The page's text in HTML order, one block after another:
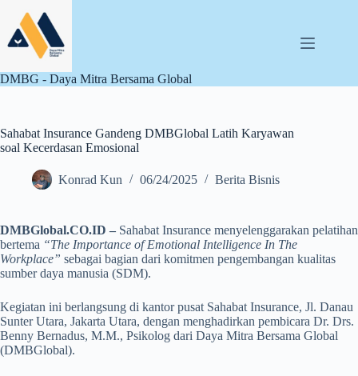
content
DMBG - Daya Mitra Bersama Global
Sahabat Insurance Gandeng DMBGlobal Latih Karyawan
soal Kecerdasan Emosional
Konrad Kun 06/24/2025 Berita Bisnis
DMBGlobal.CO.ID – Sahabat Insurance menyelenggarakan pelatihan
bertema “The Importance of Emotional Intelligence In The
Workplace” sebagai bagian dari komitmen pengembangan kualitas
sumber daya manusia (SDM).
Kegiatan ini berlangsung di kantor pusat Sahabat Insurance, Jl. Danau
Sunter Utara, Jakarta Utara, dengan menghadirkan pembicara Dr. Drs.
Benny Bernadus, M.M., Psikolog dari Daya Mitra Bersama Global
(DMBGlobal).